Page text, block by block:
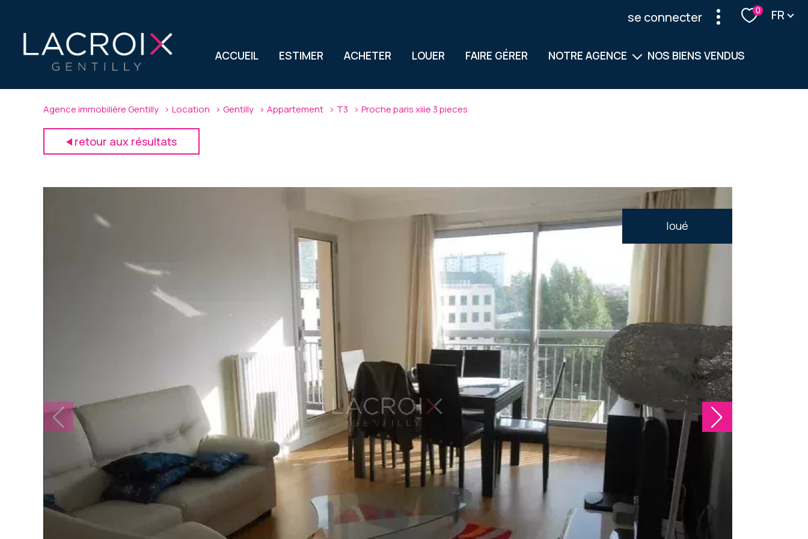
se connecter 0 Langue
FR
ACCUEIL ESTIMER ACHETER LOUER FAIRE GÉRER NOTRE AGENCE
Notre équipe
NOS BIENS VENDUS
Agence immobilière Gentilly Location Gentilly Appartement T3 Proche paris xiiie 3 pieces
retour aux résultats
loué